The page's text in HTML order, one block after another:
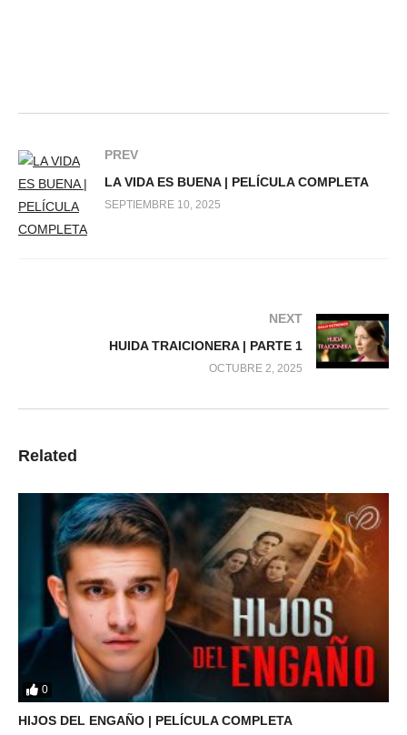
PREV
LA VIDA ES BUENA | PELÍCULA COMPLETA
SEPTIEMBRE 10, 2025
NEXT
HUIDA TRAICIONERA | PARTE 1
OCTUBRE 2, 2025
Related
0
HIJOS DEL ENGAÑO | PELÍCULA COMPLETA